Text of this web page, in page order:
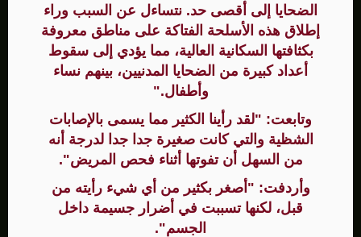
الضحايا إلى أقصى حد. نتساءل عن السبب وراء
إطلاق هذه الأسلحة الفتاكة على مناطق معروفة
بكثافتها السكانية العالية، مما يؤدي إلى سقوط
أعداد كبيرة من الضحايا المدنيين، بينهم نساء
وأطفال."
وتابعت: "لقد رأينا الكثير مما يسمى بالإصابات
الشظية والتي كانت صغيرة جدا جدا لدرجة أنه
من السهل أن تفوتها أثناء فحص المريض".
وأردفت: "أصغر بكثير من أي شيء رأيته من
قبل، لكنها تسببت في أضرار جسيمة داخل
الجسم".